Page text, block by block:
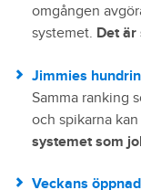
omgången
systemet. Det är
Jimmies
Samma ranking
och spikarna
systemet som
Veckans